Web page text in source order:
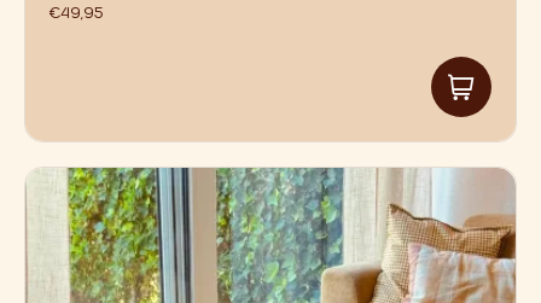
€49,95